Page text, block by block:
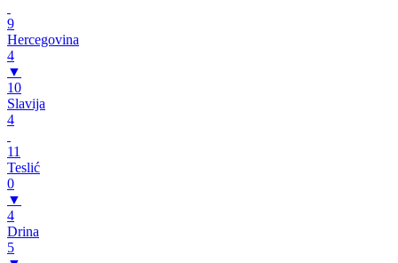
9
Hercegovina
4
▼
10
Slavija
4
11
Teslić
0
▼
4
Drina
5